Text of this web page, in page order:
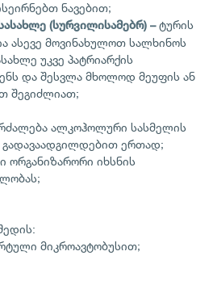
ნავებით;
(სურვილისამებრ) –ტურის
ასევე მოვინახულოთ სალხინოს
უკვე პატრიარქის
და შესვლა მხოლოდ მეუფის ან
შეგიძლიათ;
ალკოჰოლური სასმელის
გადავაადგილდებით ერთად;
ორგანიზარორი იხსნის
მიკროავტობუსით;